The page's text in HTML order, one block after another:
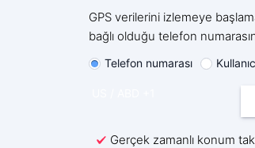
GPS verilerini izlemeye
bağlı olduğu telefon
Telefon numarası
Gerçek zamanlı konum